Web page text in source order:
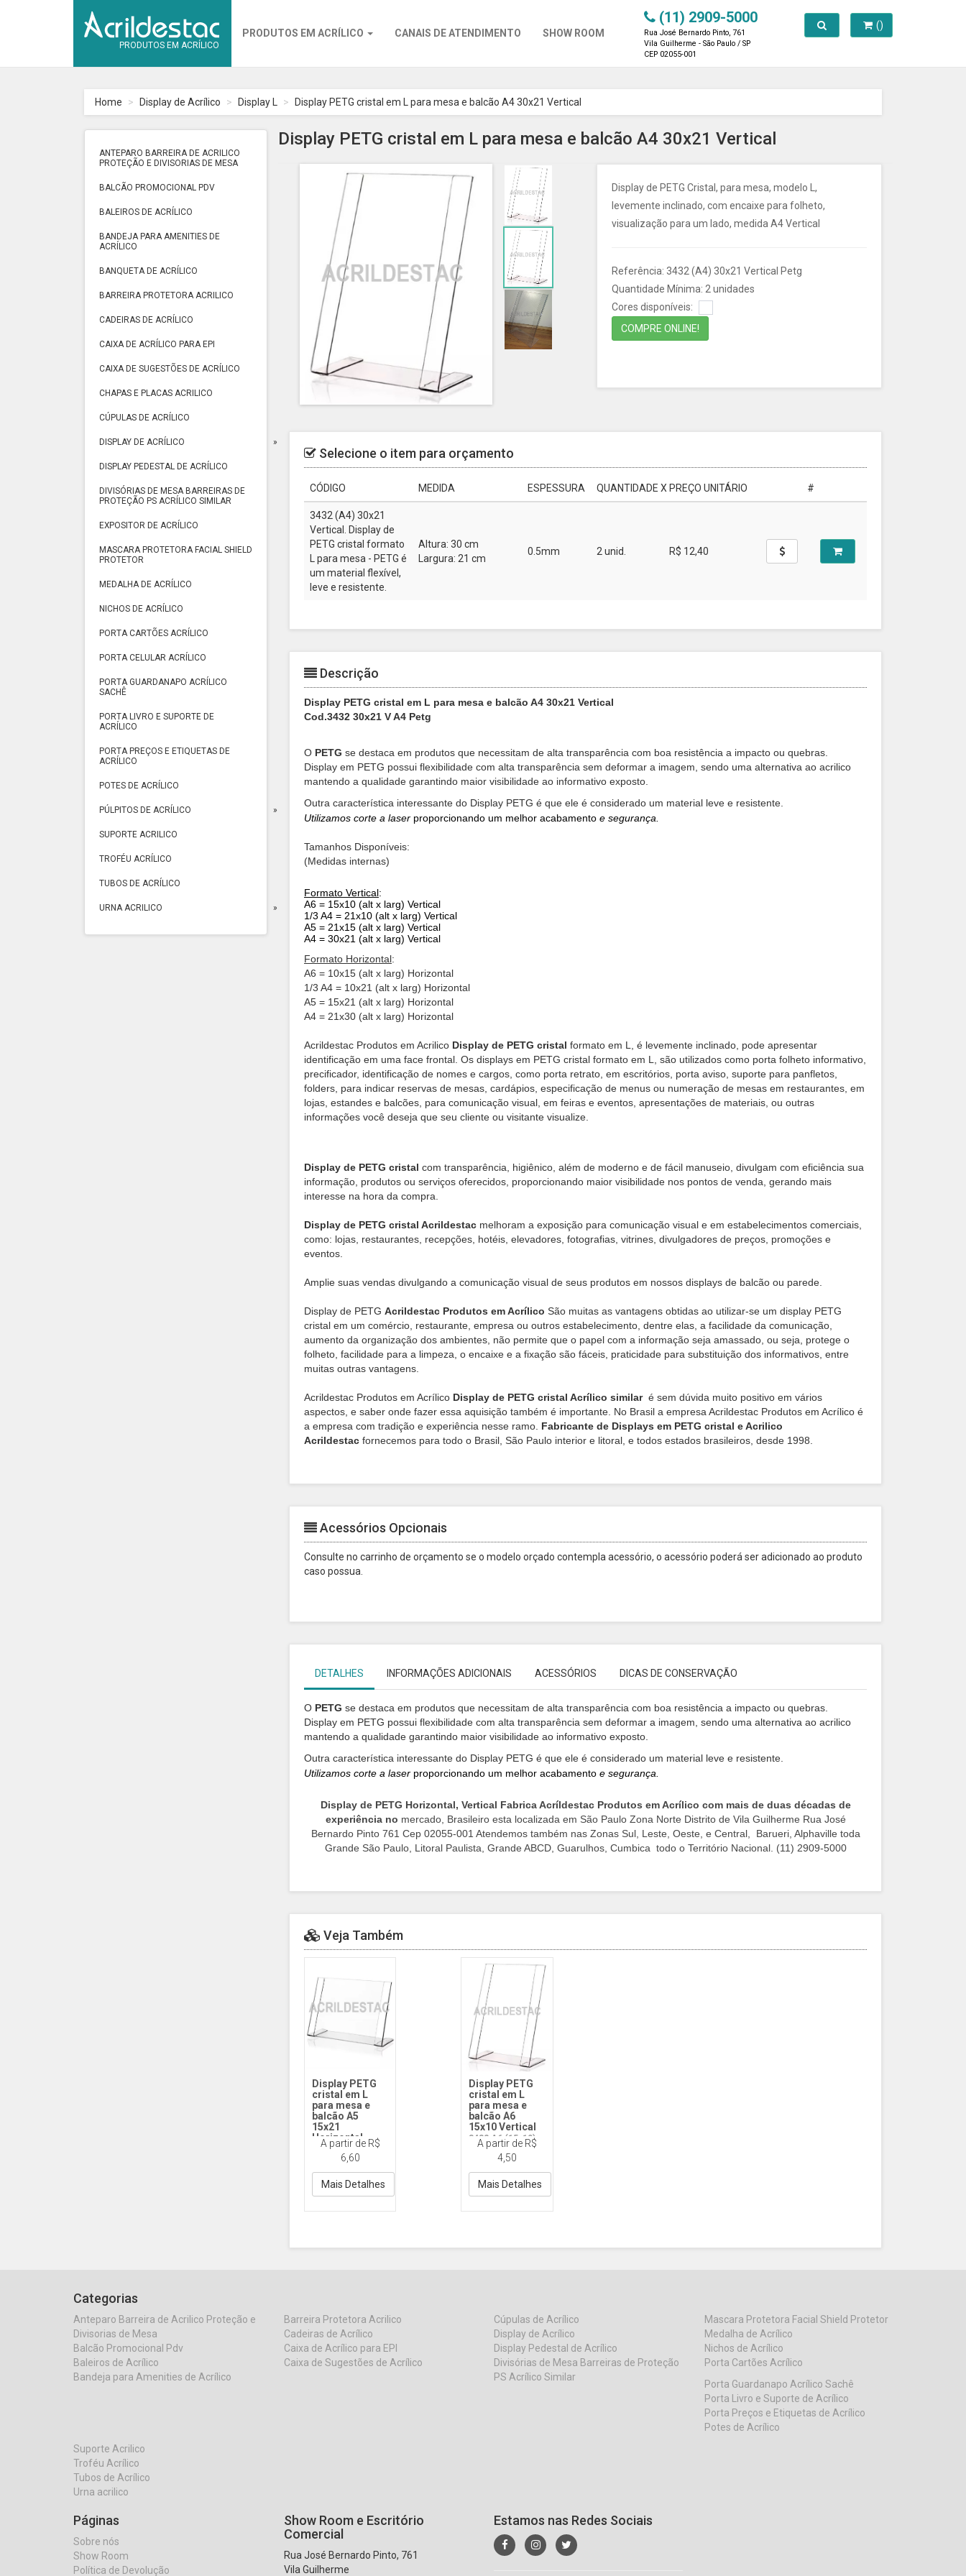
PRODUTOS EM ACRÍLICO
PRODUTOS EM ACRÍLICO CANAIS DE ATENDIMENTO SHOW ROOM
(11) 2909-5000
Rua José Bernardo Pinto, 761
Vila Guilherme - São Paulo / SP
CEP 02055-001
()
Toggle search
Home Display de Acrílico Display L Display PETG cristal em L para mesa e balcão A4 30x21 Vertical
ANTEPARO BARREIRA DE ACRILICO
PROTEÇÃO E DIVISORIAS DE MESA
BALCÃO PROMOCIONAL PDV
BALEIROS DE ACRÍLICO
BANDEJA PARA AMENITIES DE
ACRÍLICO
BANQUETA DE ACRÍLICO
BARREIRA PROTETORA ACRILICO
CADEIRAS DE ACRÍLICO
CAIXA DE ACRÍLICO PARA EPI
CAIXA DE SUGESTÕES DE ACRÍLICO
CHAPAS E PLACAS ACRILICO
CÚPULAS DE ACRÍLICO
DISPLAY DE ACRÍLICO
DISPLAY PEDESTAL DE ACRÍLICO
DIVISÓRIAS DE MESA BARREIRAS DE
PROTEÇÃO PS ACRÍLICO SIMILAR
EXPOSITOR DE ACRÍLICO
MASCARA PROTETORA FACIAL SHIELD
PROTETOR
MEDALHA DE ACRÍLICO
NICHOS DE ACRÍLICO
PORTA CARTÕES ACRÍLICO
PORTA CELULAR ACRÍLICO
PORTA GUARDANAPO ACRÍLICO
SACHÊ
PORTA LIVRO E SUPORTE DE
ACRÍLICO
PORTA PREÇOS E ETIQUETAS DE
ACRÍLICO
POTES DE ACRÍLICO
PÚLPITOS DE ACRÍLICO
SUPORTE ACRILICO
TROFÉU ACRÍLICO
TUBOS DE ACRÍLICO
URNA ACRILICO
Display PETG cristal em L para mesa e balcão A4 30x21 Vertical
Display de PETG Cristal, para mesa, modelo L,
levemente inclinado, com encaixe para folheto,
visualização para um lado, medida A4 Vertical
Referência: 3432 (A4) 30x21 Vertical Petg
Quantidade Mínima: 2 unidades
Cores disponíveis:
COMPRE ONLINE!
Selecione o item para orçamento
CÓDIGO MEDIDA ESPESSURA QUANTIDADE X PREÇO UNITÁRIO #
3432 (A4) 30x21
Vertical. Display de
PETG cristal formato
L para mesa - PETG é
um material flexível,
leve e resistente.
Altura: 30 cm
Largura: 21 cm
0.5mm 2 unid. R$ 12,40
Descrição
Display PETG cristal em L para mesa e balcão A4 30x21 Vertical
Cod.3432 30x21 V A4 Petg
O PETG se destaca em produtos que necessitam de alta transparência com boa resistência a impacto ou quebras.
Display em PETG possui flexibilidade com alta transparência sem deformar a imagem, sendo uma alternativa ao acrilico
mantendo a qualidade garantindo maior visibilidade ao informativo exposto.
Outra característica interessante do Display PETG é que ele é considerado um material leve e resistente.
Utilizamos corte a laser proporcionando um melhor acabamento e segurança.
Tamanhos Disponíveis:
(Medidas internas)
Formato Vertical:
A6 = 15x10 (alt x larg) Vertical
1/3 A4 = 21x10 (alt x larg) Vertical
A5 = 21x15 (alt x larg) Vertical
A4 = 30x21 (alt x larg) Vertical
Formato Horizontal:
A6 = 10x15 (alt x larg) Horizontal
1/3 A4 = 10x21 (alt x larg) Horizontal
A5 = 15x21 (alt x larg) Horizontal
A4 = 21x30 (alt x larg) Horizontal
Acrildestac Produtos em Acrilico Display de PETG cristal formato em L, é levemente inclinado, pode apresentar
identificação em uma face frontal. Os displays em PETG cristal formato em L, são utilizados como porta folheto informativo,
precificador, identificação de nomes e cargos, como porta retrato, em escritórios, porta aviso, suporte para panfletos,
folders, para indicar reservas de mesas, cardápios, especificação de menus ou numeração de mesas em restaurantes, em
lojas, estandes e balcões, para comunicação visual, em feiras e eventos, apresentações de materiais, ou outras
informações você deseja que seu cliente ou visitante visualize.
Display de PETG cristal com transparência, higiênico, além de moderno e de fácil manuseio, divulgam com eficiência sua
informação, produtos ou serviços oferecidos, proporcionando maior visibilidade nos pontos de venda, gerando mais
interesse na hora da compra.
Display de PETG cristal Acrildestac melhoram a exposição para comunicação visual e em estabelecimentos comerciais,
como: lojas, restaurantes, recepções, hotéis, elevadores, fotografias, vitrines, divulgadores de preços, promoções e
eventos.
Amplie suas vendas divulgando a comunicação visual de seus produtos em nossos displays de balcão ou parede.
Display de PETG Acrildestac Produtos em Acrílico São muitas as vantagens obtidas ao utilizar-se um display PETG
cristal em um comércio, restaurante, empresa ou outros estabelecimento, dentre elas, a facilidade da comunicação,
aumento da organização dos ambientes, não permite que o papel com a informação seja amassado, ou seja, protege o
folheto, facilidade para a limpeza, o encaixe e a fixação são fáceis, praticidade para substituição dos informativos, entre
muitas outras vantagens.
Acrildestac Produtos em Acrílico Display de PETG cristal Acrílico similar é sem dúvida muito positivo em vários
aspectos, e saber onde fazer essa aquisição também é importante. No Brasil a empresa Acrildestac Produtos em Acrílico é
a empresa com tradição e experiência nesse ramo. Fabricante de Displays em PETG cristal e Acrilico
Acrildestac fornecemos para todo o Brasil, São Paulo interior e litoral, e todos estados brasileiros, desde 1998.
Acessórios Opcionais
Consulte no carrinho de orçamento se o modelo orçado contempla acessório, o acessório poderá ser adicionado ao produto
caso possua.
DETALHES INFORMAÇÕES ADICIONAIS ACESSÓRIOS DICAS DE CONSERVAÇÃO
O PETG se destaca em produtos que necessitam de alta transparência com boa resistência a impacto ou quebras.
Display em PETG possui flexibilidade com alta transparência sem deformar a imagem, sendo uma alternativa ao acrilico
mantendo a qualidade garantindo maior visibilidade ao informativo exposto.
Outra característica interessante do Display PETG é que ele é considerado um material leve e resistente.
Utilizamos corte a laser proporcionando um melhor acabamento e segurança.
Display de PETG Horizontal, Vertical Fabrica Acríldestac Produtos em Acrílico com mais de duas décadas de
experiência no mercado, Brasileiro esta localizada em São Paulo Zona Norte Distrito de Vila Guilherme Rua José
Bernardo Pinto 761 Cep 02055-001 Atendemos também nas Zonas Sul, Leste, Oeste, e Central, Barueri, Alphaville toda
Grande São Paulo, Litoral Paulista, Grande ABCD, Guarulhos, Cumbica todo o Território Nacional. (11) 2909-5000
Veja Também
Display PETG
cristal em L
para mesa e
balcão A5
15x21
Horizontal
3432 (A5) 15x21
Horizontal Petg
A partir de R$
6,60
Mais Detalhes
Display PETG
cristal em L
para mesa e
balcão A6
15x10 Vertical
3432 A6 (15x10)
Vertical Petg
A partir de R$
4,50
Mais Detalhes
Categorias
Anteparo Barreira de Acrilico Proteção e
Divisorias de Mesa
Balcão Promocional Pdv
Baleiros de Acrílico
Bandeja para Amenities de Acrílico
Barreira Protetora Acrilico
Cadeiras de Acrílico
Caixa de Acrílico para EPI
Caixa de Sugestões de Acrílico
Cúpulas de Acrílico
Display de Acrílico
Display Pedestal de Acrílico
Divisórias de Mesa Barreiras de Proteção
PS Acrílico Similar
Mascara Protetora Facial Shield Protetor
Medalha de Acrílico
Nichos de Acrílico
Porta Cartões Acrílico
Porta Guardanapo Acrílico Sachê
Porta Livro e Suporte de Acrílico
Porta Preços e Etiquetas de Acrílico
Potes de Acrílico
Suporte Acrilico
Troféu Acrílico
Tubos de Acrílico
Urna acrilico
Páginas
Sobre nós
Show Room
Política de Devolução
Show Room e Escritório
Comercial
Rua José Bernardo Pinto, 761
Vila Guilherme
Estamos nas Redes Sociais